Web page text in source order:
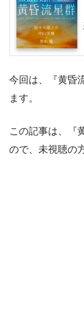
今回は、『黄昏
ます。
この記事は、『
ので、未視聴の